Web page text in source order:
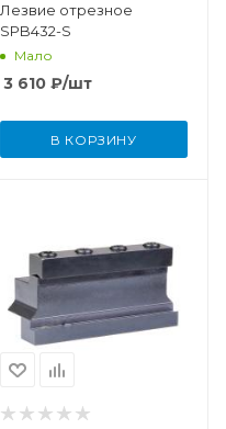
Лезвие отрезное
SPB432-S
Мало
3 610 ₽/шт
В КОРЗИНУ